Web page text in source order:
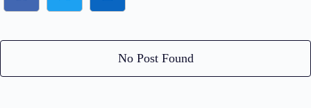
No Post Found